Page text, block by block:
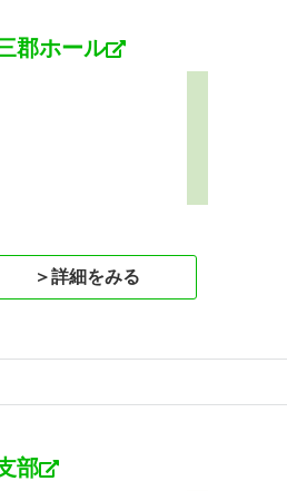
郡ホール
＞詳細をみる
部